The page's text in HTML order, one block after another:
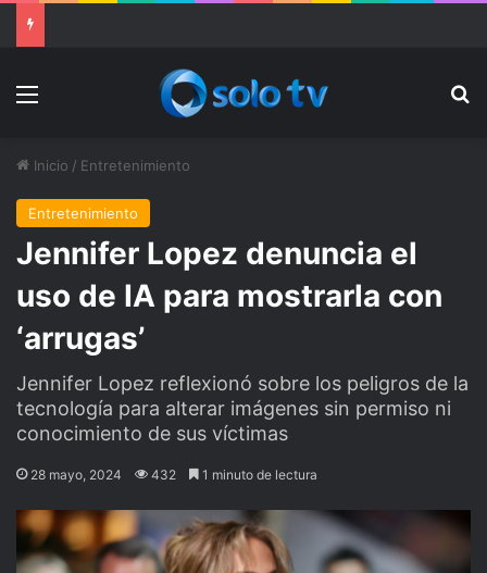
Menu
Inicio / Entretenimiento
Entretenimiento
Jennifer Lopez denuncia el
uso de IA para mostrarla con
‘arrugas’
Jennifer Lopez reflexionó sobre los peligros de la
tecnología para alterar imágenes sin permiso ni
conocimiento de sus víctimas
28 mayo, 2024 432 1 minuto de lectura